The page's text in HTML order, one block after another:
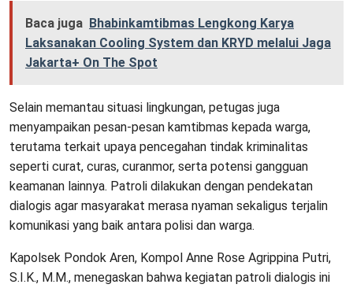
Baca juga Bhabinkamtibmas Lengkong Karya
Laksanakan Cooling System dan KRYD melalui Jaga
Jakarta+ On The Spot
Selain memantau situasi lingkungan, petugas juga
menyampaikan pesan-pesan kamtibmas kepada warga,
terutama terkait upaya pencegahan tindak kriminalitas
seperti curat, curas, curanmor, serta potensi gangguan
keamanan lainnya. Patroli dilakukan dengan pendekatan
dialogis agar masyarakat merasa nyaman sekaligus terjalin
komunikasi yang baik antara polisi dan warga.
Kapolsek Pondok Aren, Kompol Anne Rose Agrippina Putri,
S.I.K., M.M., menegaskan bahwa kegiatan patroli dialogis ini